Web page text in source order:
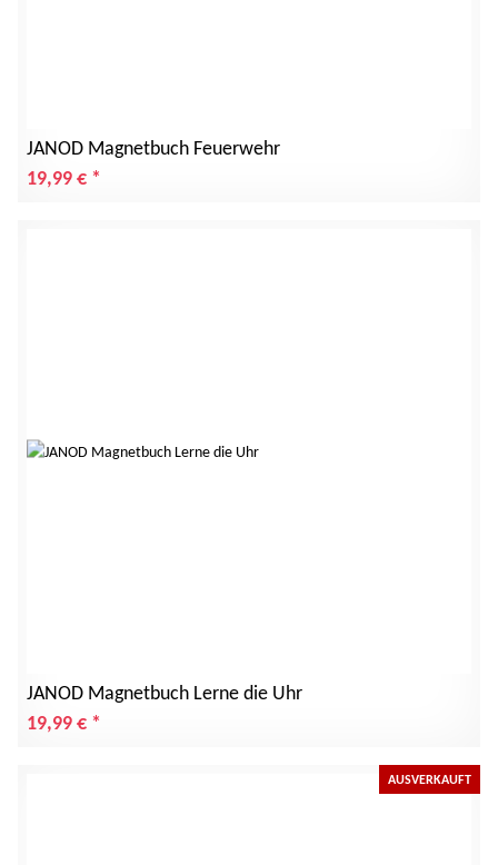
JANOD Magnetbuch Feuerwehr
19,99 € *
JANOD Magnetbuch Lerne die Uhr
19,99 € *
AUSVERKAUFT